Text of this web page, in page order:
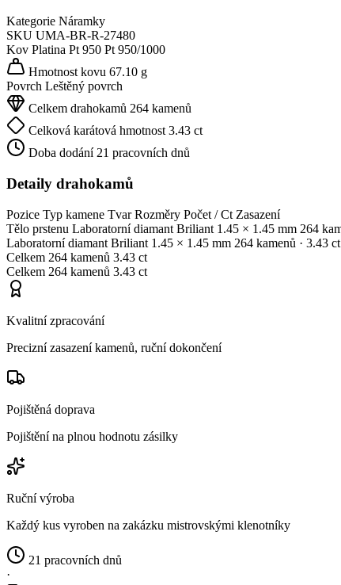
Kategorie Náramky
SKU UMA-BR-R-27480
Kov Platina Pt 950 Pt 950/1000
Hmotnost kovu 67.10 g
Povrch Leštěný povrch
Celkem drahokamů 264 kamenů
Celková karátová hmotnost 3.43 ct
Doba dodání 21 pracovních dnů
Detaily drahokamů
Pozice Typ kamene Tvar Rozměry Počet / Ct Zasazení
Tělo prstenu Laboratorní diamant Briliant 1.45 × 1.45 mm 264
Laboratorní diamant Briliant 1.45 × 1.45 mm 264 kamenů · 3.43 ct
Celkem 264 kamenů 3.43 ct
Celkem 264 kamenů 3.43 ct
Kvalitní zpracování
Precizní zasazení kamenů, ruční dokončení
Pojištěná doprava
Pojištění na plnou hodnotu zásilky
Ruční výroba
Každý kus vyroben na zakázku mistrovskými klenotníky
21 pracovních dnů
·